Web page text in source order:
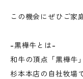
この機会にぜひご家
-黒樺牛とは-
和牛の頂点「黒樺牛」
杉本本店の自社牧場